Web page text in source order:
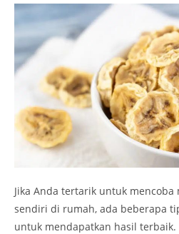
Jika Anda tertarik untuk
sendiri di rumah, ada beberapa
untuk mendapatkan hasil